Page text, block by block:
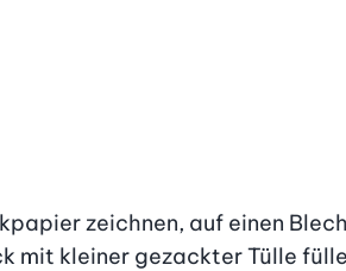
zeichnen, auf einen
mit kleiner gezackter Tülle